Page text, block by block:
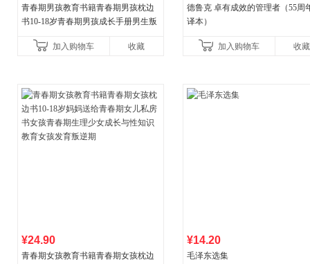
青春期男孩教育书籍青春期男孩枕边
书10-18岁青春期男孩成长手册男生叛
育书
加入购物车 收藏
德鲁克 卓有成效的管理者（55周
译本）
加入购物车 收藏
¥24.90
青春期女孩教育书籍青春期女孩枕边
¥14.20
毛泽东选集